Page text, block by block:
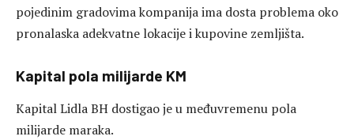
pojedinim gradovima kompanija ima dosta problema oko
pronalaska adekvatne lokacije i kupovine zemljišta.
Kapital pola milijarde KM
Kapital Lidla BH dostigao je u međuvremenu pola
milijarde maraka.